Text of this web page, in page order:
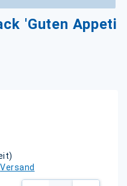
'Guten Appeti
Versand